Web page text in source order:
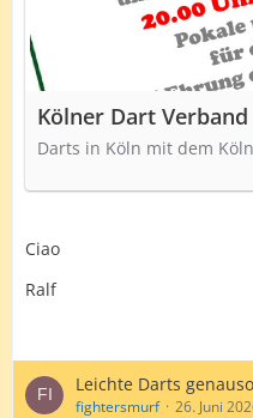
Kölner Dart Verband
Darts in Köln mit dem
Ciao
Ralf
Leichte Darts
fightersmurf 26. Juni